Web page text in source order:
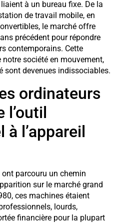
à un bureau fixe. De la
de travail mobile, en
le marché offre
précédent pour répondre
contemporains. Cette
société en mouvement,
sont devenues indissociables.
ordinateurs
l’outil
l’appareil
ont parcouru un chemin
sur le marché grand
ces machines étaient
lourds,
financière pour la plupart